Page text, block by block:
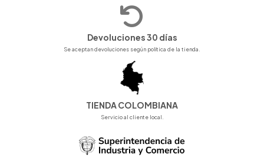
Devoluciones 30 días
Se aceptan devoluciones según política de la tienda.
TIENDA COLOMBIANA
Servicio al cliente local.